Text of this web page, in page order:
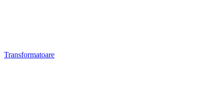
Transformatoare